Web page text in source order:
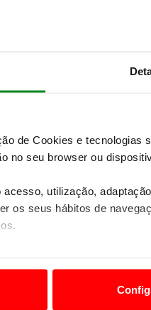
de Cookies e tecnologias
no seu browser ou
utilização,
os seus hábitos de